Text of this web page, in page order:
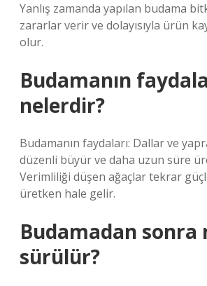
Yanlış zamanda yapılan budama
zararlar verir ve dolayısıyla ürün
olur.
Budamanın
nelerdir?
Budamanın faydaları: Dallar ve
düzenli büyür ve daha uzun süre
Verimliliği düşen ağaçlar tekrar
üretken hale gelir.
Budamadan sonra
sürülür?